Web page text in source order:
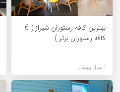
بهترین کافه رستوران شیراز ( 6
کافه رستوران برتر )
1 سال پیش